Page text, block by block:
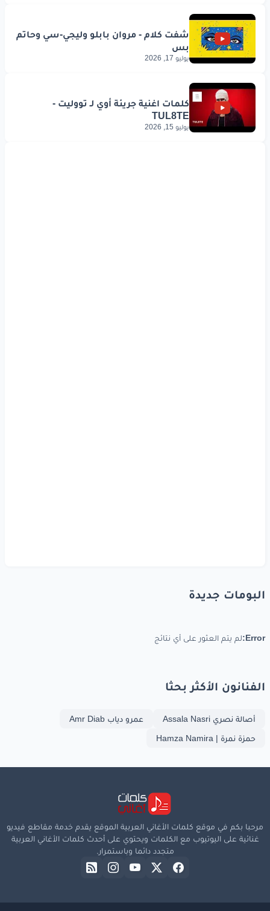
يوليو 17, 2026
يوليو 15, 2026
البومات جديدة
Error: لم يتم العثور على أي نتائج
الفنانون الأكثر بحثا
أصالة نصري Assala Nasri
عمرو دياب Amr Diab
حمزة نمرة | Hamza Namira
مرحبا بكم في موقع كلمات الأغاني العربية الموقع يقدم خدمة مقاطع فيديو
غنائية على اليوتيوب مع الكلمات ويحتوي على أحدث كلمات الأغاني العربية
متجدد دائما وباستمرار.